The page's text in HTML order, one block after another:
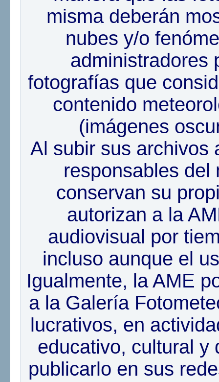
misma deberán
nubes y/o
administradores
fotografías que
contenido
(imágenes
Al subir sus archivos
responsables del
conservan su
autorizan a la
audiovisual por
incluso aunque el
Igualmente, la AME
a la Galería
lucrativos, en
educativo, cultural y
publicarlo en sus